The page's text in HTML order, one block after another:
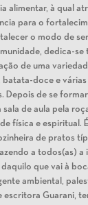
alimentar, à qual
para o
o modo de
dedica-se
de uma
batata-doce e
Depois de se
sala de aula pela
física e espiritual.
de pratos
a todos(as) a
que vai à
ambiental,
escritora Guarani,